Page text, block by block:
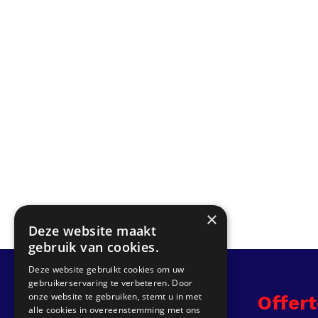
Info
×
Deze website maakt
gebruik van cookies.
Deze website gebruikt cookies om uw
gebruikerservaring te verbeteren. Door
onze website te gebruiken, stemt u in met
alle cookies in overeenstemming met ons